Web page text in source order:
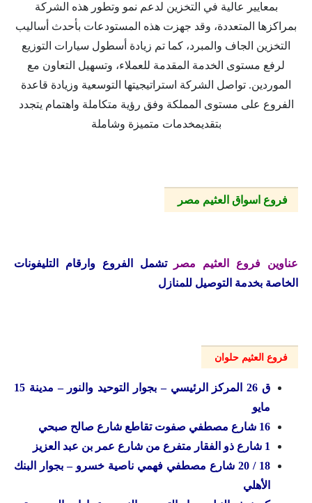
بمعايير عالية في التخزين لدعم نمو وتطور هذه الشركة
بمراكزها المتعددة، وقد جهزت هذه المستودعات بأحدث أساليب
التخزين الجاف والمبرد، كما تم زيادة أسطول سيارات التوزيع
لرفع مستوى الخدمة المقدمة للعملاء، وتسهيل التعاون مع
الموردين. تواصل الشركة استراتيجيتها التوسعية وزيادة قاعدة
الفروع على مستوى المملكة وفق رؤية متكاملة واهتمام يتجدد
بتقديمخدمات متميزة وشاملة
فروع اسواق العثيم مصر
عناوين فروع العثيم مصر
تشمل الفروع وارقام التليفونات
الخاصة بخدمة التوصيل للمنازل
فروع العثيم حلوان
ق 26 المركز الرئيسي – بجوار التوحيد والنور – مدينة 15
مايو
16 شارع مصطفي صفوت تقاطع شارع صالح صبحي
1 شارع ذو الفقار متفرع من شارع عمر بن عبد العزيز
18 / 20 شارع مصطفي فهمي ناصية خسرو – بجوار البنك
الأهلي